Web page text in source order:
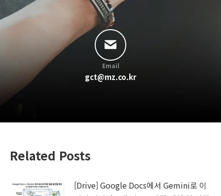
Email
gct@mz.co.kr
Related Posts
[Drive] Google Docs에서 Gemini로 이